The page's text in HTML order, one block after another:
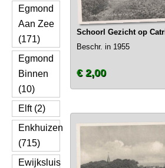
Egmond
Aan Zee
(171)
Egmond
Binnen
(10)
Elft (2)
Enkhuizen
(715)
Ewijksluis
Schoorl Gezicht op
Beschr. in 1955
€ 2,00